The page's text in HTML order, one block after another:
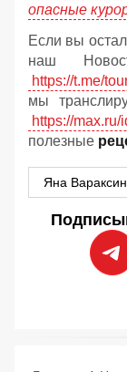
опасные
Если вы
наш
https://t.me/
мы
https://
полезные
Яна